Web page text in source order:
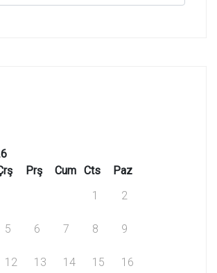
Prş Cum Cts
Paz
1
2
5 6 7 8 9
12 13 14 15 16